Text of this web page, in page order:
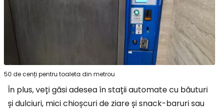
50 de cenți pentru toaleta din metrou
În plus, veți găsi adesea în stații automate cu băuturi
și dulciuri, mici chioșcuri de ziare și snack-baruri sau